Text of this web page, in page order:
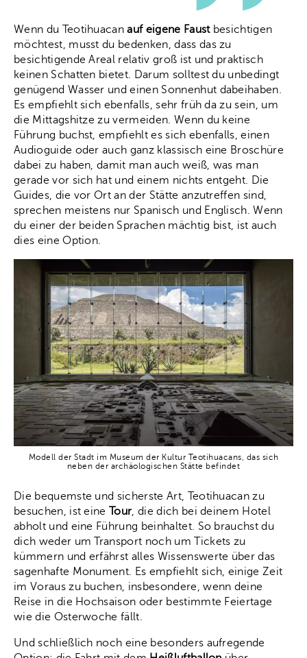
Wenn du Teotihuacanauf eigene Faustbesichtigen
möchtest, musst du bedenken, dass das zu
besichtigende Areal relativ groß ist und praktisch
keinen Schatten bietet. Darum solltest du unbedingt
genügend Wasser und einen Sonnenhut dabeihaben.
Es empfiehlt sich ebenfalls, sehr früh da zu sein, um
die Mittagshitze zu vermeiden. Wenn du keine
Führung buchst, empfiehlt es sich ebenfalls, einen
Audioguide oder auch ganz klassisch eine Broschüre
dabei zu haben, damit man auch weiß, was man
gerade vor sich hat und einem nichts entgeht. Die
Guides, die vor Ort an der Stätte anzutreffen sind,
sprechen meistens nur Spanisch und Englisch. Wenn
du einer der beiden Sprachen mächtig bist, ist auch
dies eine Option.
Modell der Stadt im Museum der Kultur Teotihuacans, das sich
neben der archäologischen Stätte befindet
Die bequemste und sicherste Art, Teotihuacan zu
besuchen, ist eineTour, die dich bei deinem Hotel
abholt und eine Führung beinhaltet. So brauchst du
dich weder um Transport noch um Tickets zu
kümmern und erfährst alles Wissenswerte über das
sagenhafte Monument. Es empfiehlt sich, einige Zeit
im Voraus zu buchen, insbesondere, wenn deine
Reise in die Hochsaison oder bestimmte Feiertage
wie die Osterwoche fällt.
Und schließlich noch eine besonders aufregende